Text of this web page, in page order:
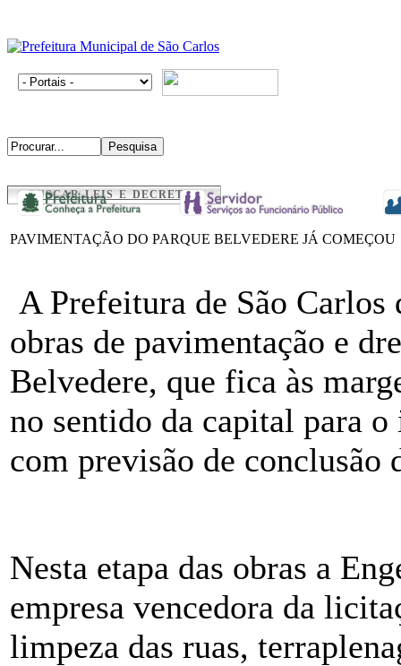
BUSCAR LEIS E DECRETOS
PAVIMENTAÇÃO DO PARQUE BELVEDERE JÁ COMEÇOU
A Prefeitura de São Carlos
obras de pavimentação e
Belvedere, que fica às
no sentido da capital para
com previsão de conclusão
Nesta etapa das obras a
empresa vencedora da
limpeza das ruas,